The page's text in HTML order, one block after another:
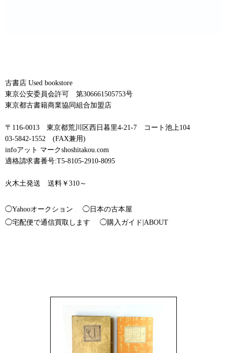
古書店 Used bookstore
東京公安委員会許可 第306661505753号
東京都古書籍商業協同組合加盟店
〒116-0013 東京都荒川区西日暮里4-21-7 コート池上104
03-5842-1552 (FAX兼用)
infoアット マークshoshitakou.com
適格請求書番号:T5-8105-2910-8095
火木土発送 送料￥310～
◯Yahooオークション
◯日本の古本屋
◯宅配便で通信買取します
◯購入ガイド|ABOUT